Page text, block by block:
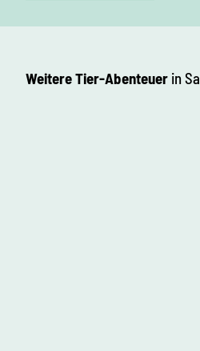
Weitere Tier-Abenteuer in